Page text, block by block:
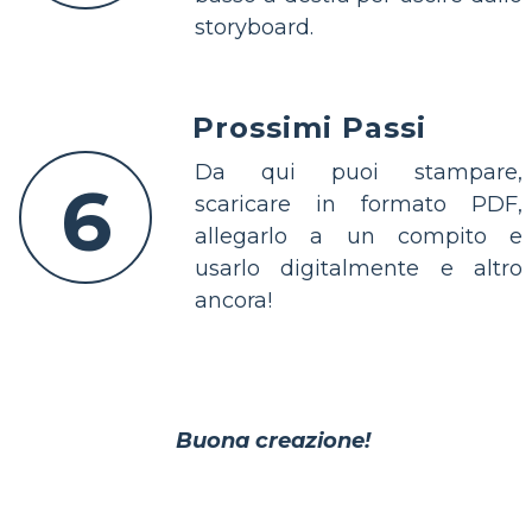
storyboard.
6
Prossimi Passi
Da qui puoi stampare,
scaricare in formato PDF,
allegarlo a un compito e
usarlo digitalmente e altro
ancora!
Buona creazione!